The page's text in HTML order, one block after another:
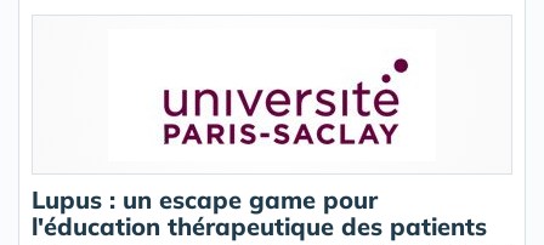
Lupus : un escape game pour
l'éducation thérapeutique des patients